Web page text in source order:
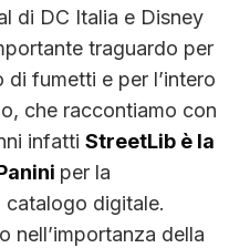
di DC Italia e Disney
traguardo per
fumetti e per l’intero
che raccontiamo con
infattiStreetLib è la
per la
digitale.
nell’importanza della